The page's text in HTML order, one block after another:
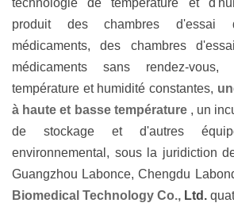
produit des chambres d'essai
médicaments, des chambres
médicaments sans rendez-
température et humidité constantes,
à haute et basse température , un
de stockage et d'autres
environnemental, sous la juridiction
Guangzhou Labonce, Chengdu
Biomedical Technology Co., Ltd.